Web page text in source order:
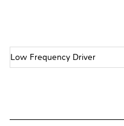
Low Frequency Driver